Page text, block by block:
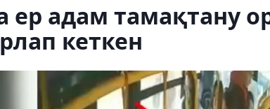
адам тамақтану
кеткен